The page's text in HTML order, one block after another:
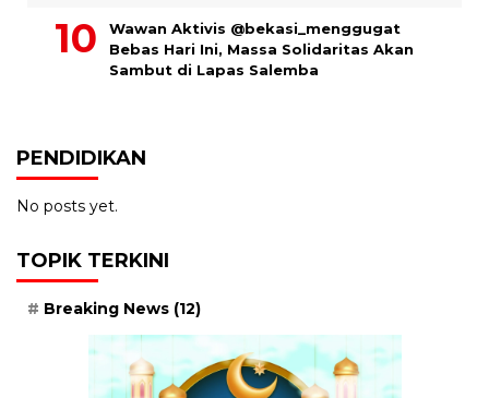
Wawan Aktivis @bekasi_menggugat
Bebas Hari Ini, Massa Solidaritas Akan
Sambut di Lapas Salemba
PENDIDIKAN
No posts yet.
TOPIK TERKINI
Breaking News (12)